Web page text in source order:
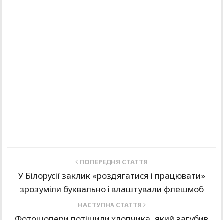
ПОПЕРЕДНЯ СТАТТЯ
У Білорусії заклик «роздягатися і працювати»
зрозуміли буквально і влаштували флешмоб
НАСТУПНА СТАТТЯ